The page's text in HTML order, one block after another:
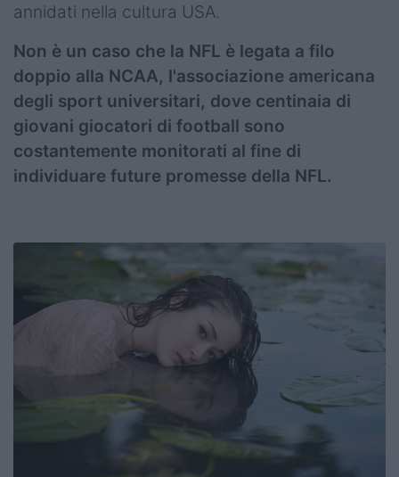
annidati nella cultura USA.
Non è un caso che la NFL è legata a filo
doppio alla NCAA, l'associazione americana
degli sport universitari, dove centinaia di
giovani giocatori di football sono
costantemente monitorati al fine di
individuare future promesse della NFL.